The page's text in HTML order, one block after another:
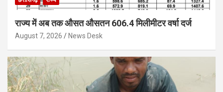
राज्य में अब तक औसत औसतन 606.4 मिलीमीटर वर्षा दर्ज
August 7, 2026 News Desk